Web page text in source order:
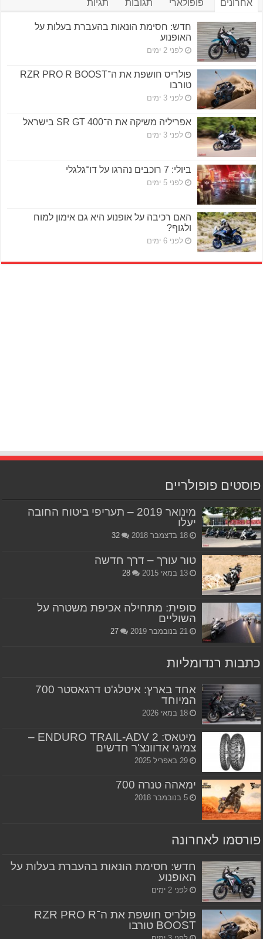
אחרונים פופולארי תגובות תגיות
חדש: חסימת הונאות בהעברת בעלות על
האופנוע
לפני 2 ימים
פולריס חושפת את ה־RZR PRO R BOOST
טורבו
לפני 3 ימים
אפריליה משיקה את ה־SR GT 400 בישראל
לפני 3 ימים
ביולי: 7 רוכבים נהרגו על דו־גלגלי
לפני 5 ימים
האם רכיבה על אופנוע היא גם אימון למוח
ולגוף?
לפני 6 ימים
פוסטים פופולריים
מינואר 2019 – תעריפי ביטוח החובה
יעלו
18 בדצמבר 2018 32
טור עורך – דרך חדשה
13 במאי 2015 28
סופית: מתחילה אכיפת משטרה על
השוליים
21 בנובמבר 2019 27
כתבות רנדומליות
אחד בארץ: איטלג'ט דרגאסטר 700
המיוחד
18 במאי 2026
מיטאס: ENDURO TRAIL-ADV 2 –
צמיגי אדוונצ'ר חדשים
29 באפריל 2025
ימאהה טנרה 700
5 בנובמבר 2018
פורסמו לאחרונה
חדש: חסימת הונאות בהעברת בעלות על
האופנוע
לפני 2 ימים
פולריס חושפת את ה־RZR PRO R
BOOST טורבו